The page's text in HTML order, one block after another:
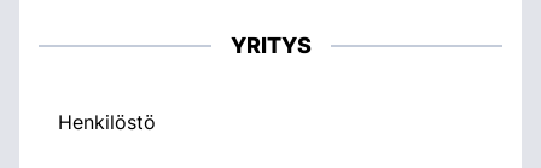
YRITYS
Henkilöstö